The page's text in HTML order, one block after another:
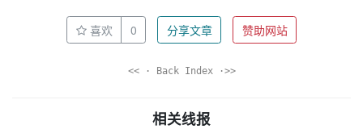
喜欢 0 分享文章 赞助网站
<< · Back Index ·>>
相关线报